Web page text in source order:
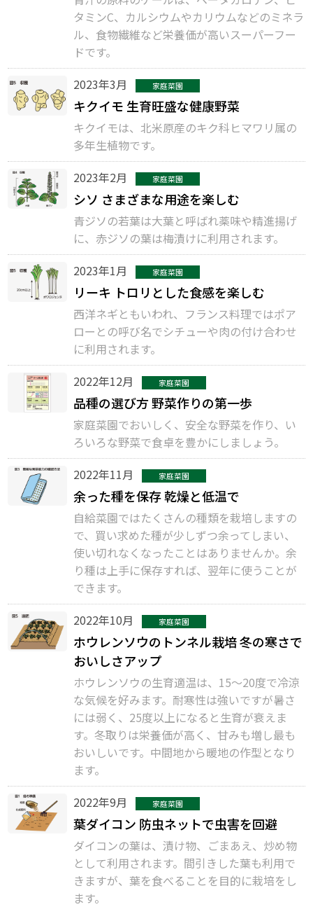
タミンC、カルシウムやカリウムなどのミネラ
ル、食物繊維など栄養価が高いスーパーフー
ドです。
2023年3月
家庭菜園
キクイモ 生育旺盛な健康野菜
キクイモは、北米原産のキク科ヒマワリ属の
多年生植物です。
2023年2月
家庭菜園
シソ さまざまな用途を楽しむ
青ジソの若葉は大葉と呼ばれ薬味や精進揚げ
に、赤ジソの葉は梅漬けに利用されます。
2023年1月
家庭菜園
リーキ トロリとした食感を楽しむ
西洋ネギともいわれ、フランス料理ではポア
ローとの呼び名でシチューや肉の付け合わせ
に利用されます。
2022年12月
家庭菜園
品種の選び方 野菜作りの第一歩
家庭菜園でおいしく、安全な野菜を作り、い
ろいろな野菜で食卓を豊かにしましょう。
2022年11月
家庭菜園
余った種を保存 乾燥と低温で
自給菜園ではたくさんの種類を栽培しますの
で、買い求めた種が少しずつ余ってしまい、
使い切れなくなったことはありませんか。余
り種は上手に保存すれば、翌年に使うことが
できます。
2022年10月
家庭菜園
ホウレンソウのトンネル栽培 冬の寒さで
おいしさアップ
ホウレンソウの生育適温は、15～20度で冷涼
な気候を好みます。耐寒性は強いですが暑さ
には弱く、25度以上になると生育が衰えま
す。冬取りは栄養価が高く、甘みも増し最も
おいしいです。中間地から暖地の作型となり
ます。
2022年9月
家庭菜園
葉ダイコン 防虫ネットで虫害を回避
ダイコンの葉は、漬け物、ごまあえ、炒め物
として利用されます。間引きした葉も利用で
きますが、葉を食べることを目的に栽培をし
ます。